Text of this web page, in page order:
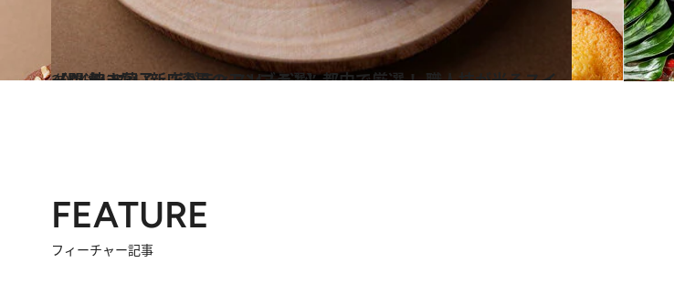
2024.2.25
【間違いない新店パティスリー5選】都内で厳選！ 職人技が光るスイーツ 焼き菓子、“漆黒のモンブラン”…
グルメ
FEATURE
フィーチャー記事